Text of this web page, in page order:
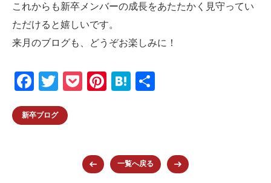
これからも新卒メンバーの成長をあたたかく見守ってい
ただけると嬉しいです。
来月のブログも、どうぞお楽しみに！
F
a
c
T
wi
tt
P
Pi
st
H
a
新卒ブログ
一覧へ戻る